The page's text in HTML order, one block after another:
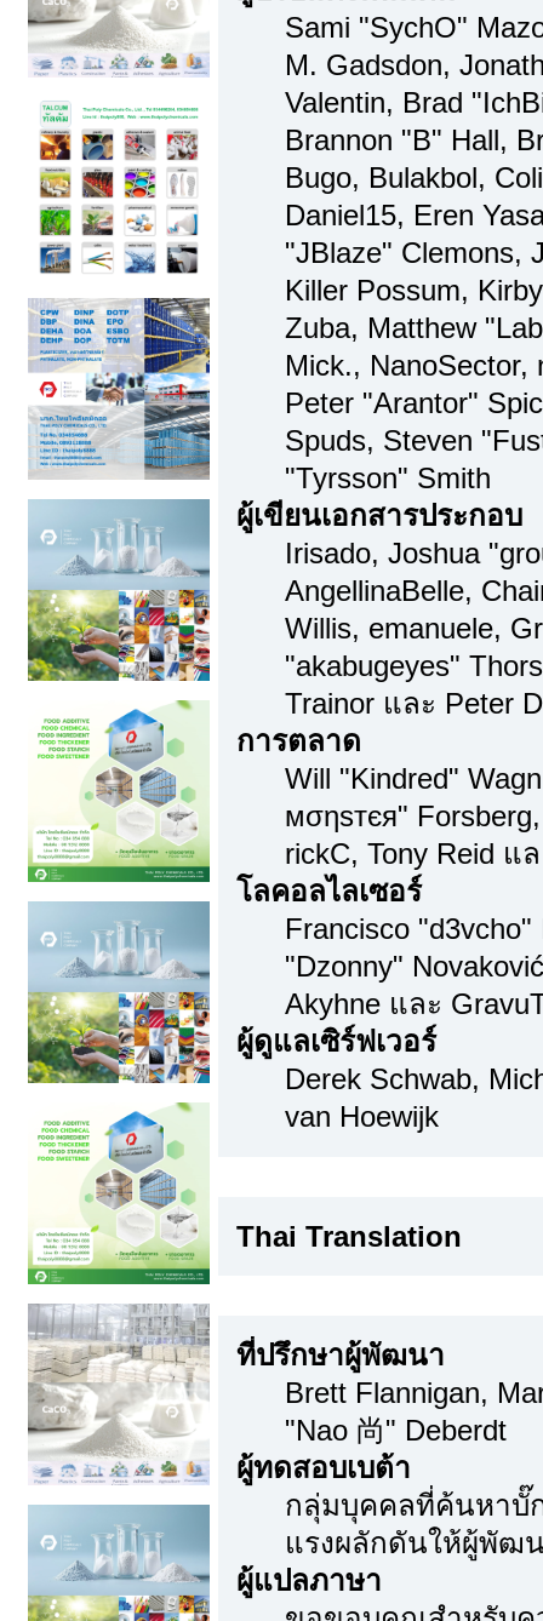
Sami "SychO"
M. Gadsdon,
Valentin, Brad
Brannon "B" Hall,
Bugo, Bulakbol,
Daniel15, Eren
"JBlaze" Clemons,
Killer Possum,
Zuba, Matthew
Mick., NanoSector,
Peter "Arantor"
Spuds, Steven
"Tyrsson" Smith
ผู้เขียนเอกสารประกอบ
Irisado, Joshua
AngellinaBelle,
Willis, emanuele,
"akabugeyes"
Trainor และ Peter
การตลาด
Will "Kindred"
мσηѕтєя"
rickC, Tony Reid แ
โลคอลไลเซอร์
Francisco
"Dzonny"
Akyhne และ
ผู้ดูแลเซิร์ฟเวอร์
Derek Schwab,
van Hoewijk
Thai Translation
ที่ปรึกษาผู้พัฒนา
Brett Flannigan,
"Nao 尚" Deberdt
ผู้ทดสอบเบต้า
กลุ่มบุคคลที่ค้นหาบั๊
แรงผลักดันให้ผู้พัฒ
ผู้แปลภาษา